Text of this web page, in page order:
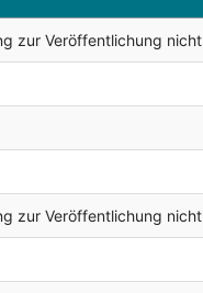
zur Veröffentlichung
zur Veröffentlichung